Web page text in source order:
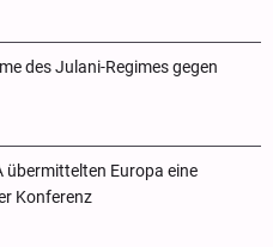
des Julani-Regimes gegen
übermittelten Europa eine
Konferenz